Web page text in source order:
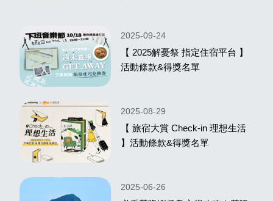
2025-09-24
【 2025解憂祭 指定住宿平台 】
活動條款&得獎名單
2025-08-29
【 旅宿大賞 Check‑in 理想生活
】活動條款&得獎名單
2025-06-26